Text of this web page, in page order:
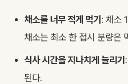
채소를 너무 적게 먹기 : 채소
채소는 최소 한 접시 분량은
식사 시간을 지나치게 늘리기
된다.